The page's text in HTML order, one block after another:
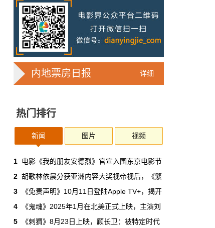
路
2025年，真人实拍微短剧的上线数量占比约
71%，AI微短剧不到30%。到了2026年第一季
度，这个比例完全倒挂——真人实拍跌到
32%，AI飙升到68%。
华策拿《西游记》赌AI那天，半个影视
一个做了几十年传统影视的头部公司，用这种
再是草根创业者的自嗨游戏，正规军来了。
本网原创
6月30日 11:34:00
7月1日起AI漫剧独立上户：30万以下
的，平台自己兜着
过去两年，AI漫剧用一种近乎无政府的方式，
吃掉了整个微短剧市场95%的产量，却几乎没
本网原创
详细
内地票房日报
热门排行
新闻 图片 视频
1 电影《我的朋友安德烈》官宣入围东京电影节
2 胡歌林依晨分获亚洲内容大奖视帝视后，《繁
3
《免责声明》10月11日登陆Apple TV+，揭开
4
《鬼魂》2025年1月在北美正式上映，主演刘
5
《刺猬》8月23日上映，顾长卫：被特定时代